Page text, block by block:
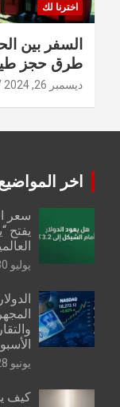
اخترنا لك
السفر بين
طرق حجز
ديسمبر 26, 2024
اخر
سعر
يفتح
يوليو 30, 2026
يونيو 28, 2026
كيف